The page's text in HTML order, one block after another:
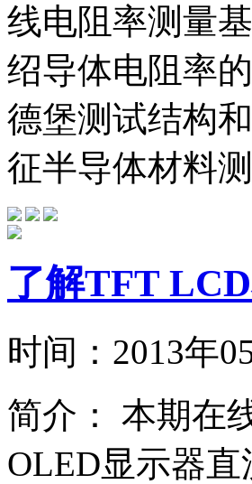
线电阻率测量
绍导体电阻率
德堡测试结构
征半导体材料
了解TFT
时间： 2013
简介：
本期在
OLED显示器